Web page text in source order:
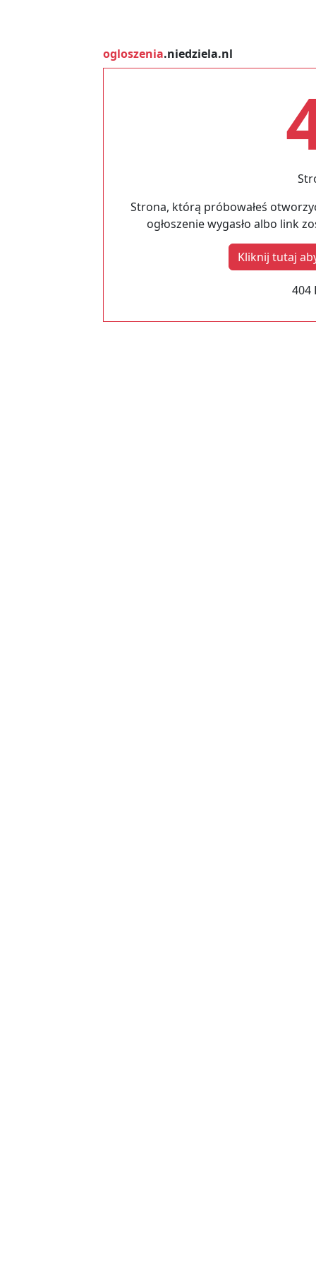
ogloszenia.niedziela.nl
Strona, którą próbowałeś
ogłoszenie wygasło albo link
Kliknij tutaj
404